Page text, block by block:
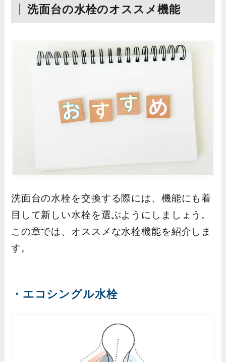
洗面台の水栓のオススメ機能
洗面台の水栓を交換する際には、機能にも着
目して新しい水栓を選ぶようにしましょう。
この章では、オススメな水栓機能を紹介しま
す。
・エコシングル水栓